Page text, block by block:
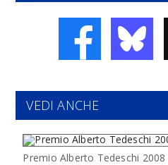
VEDI ANCHE
Premio Alberto Tedeschi 2008